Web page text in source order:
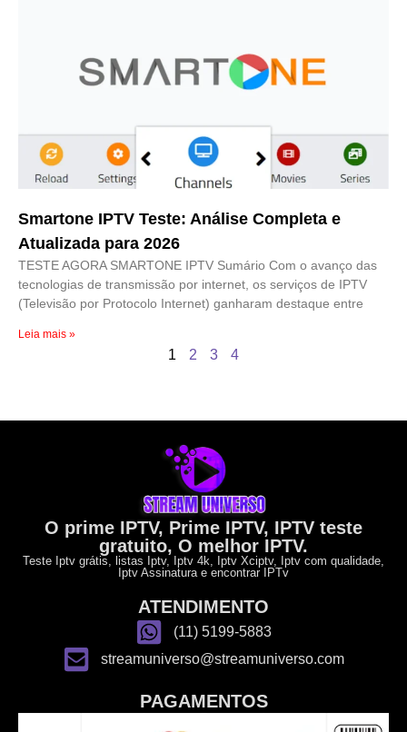
Smartone IPTV Teste: Análise Completa e
Atualizada para 2026
TESTE AGORA SMARTONE IPTV Sumário Com o avanço das
tecnologias de transmissão por internet, os serviços de IPTV
(Televisão por Protocolo Internet) ganharam destaque entre
Leia mais »
1 2 3 4
O prime IPTV, Prime IPTV, IPTV teste
gratuito, O melhor IPTV.
Teste Iptv grátis, listas Iptv, Iptv 4k, Iptv Xciptv, Iptv com qualidade,
Iptv Assinatura e encontrar IPTv
ATENDIMENTO
(11) 5199-5883
streamuniverso@streamuniverso.com
PAGAMENTOS